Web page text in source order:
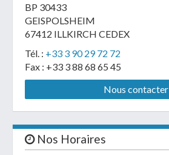
BP 30433
GEISPOLSHEIM
67412 ILLKIRCH CEDEX
Tél. : +33 3 90 29 72 72
Fax : +33 3 88 68 65 45
Nous contacter
Nos Horaires